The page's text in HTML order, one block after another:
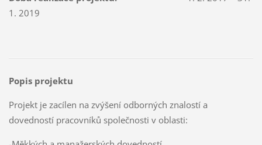
1. 2019
Popis projektu
Projekt je zacílen na zvýšení odborných znalostí a
dovedností pracovníků společnosti v oblasti: